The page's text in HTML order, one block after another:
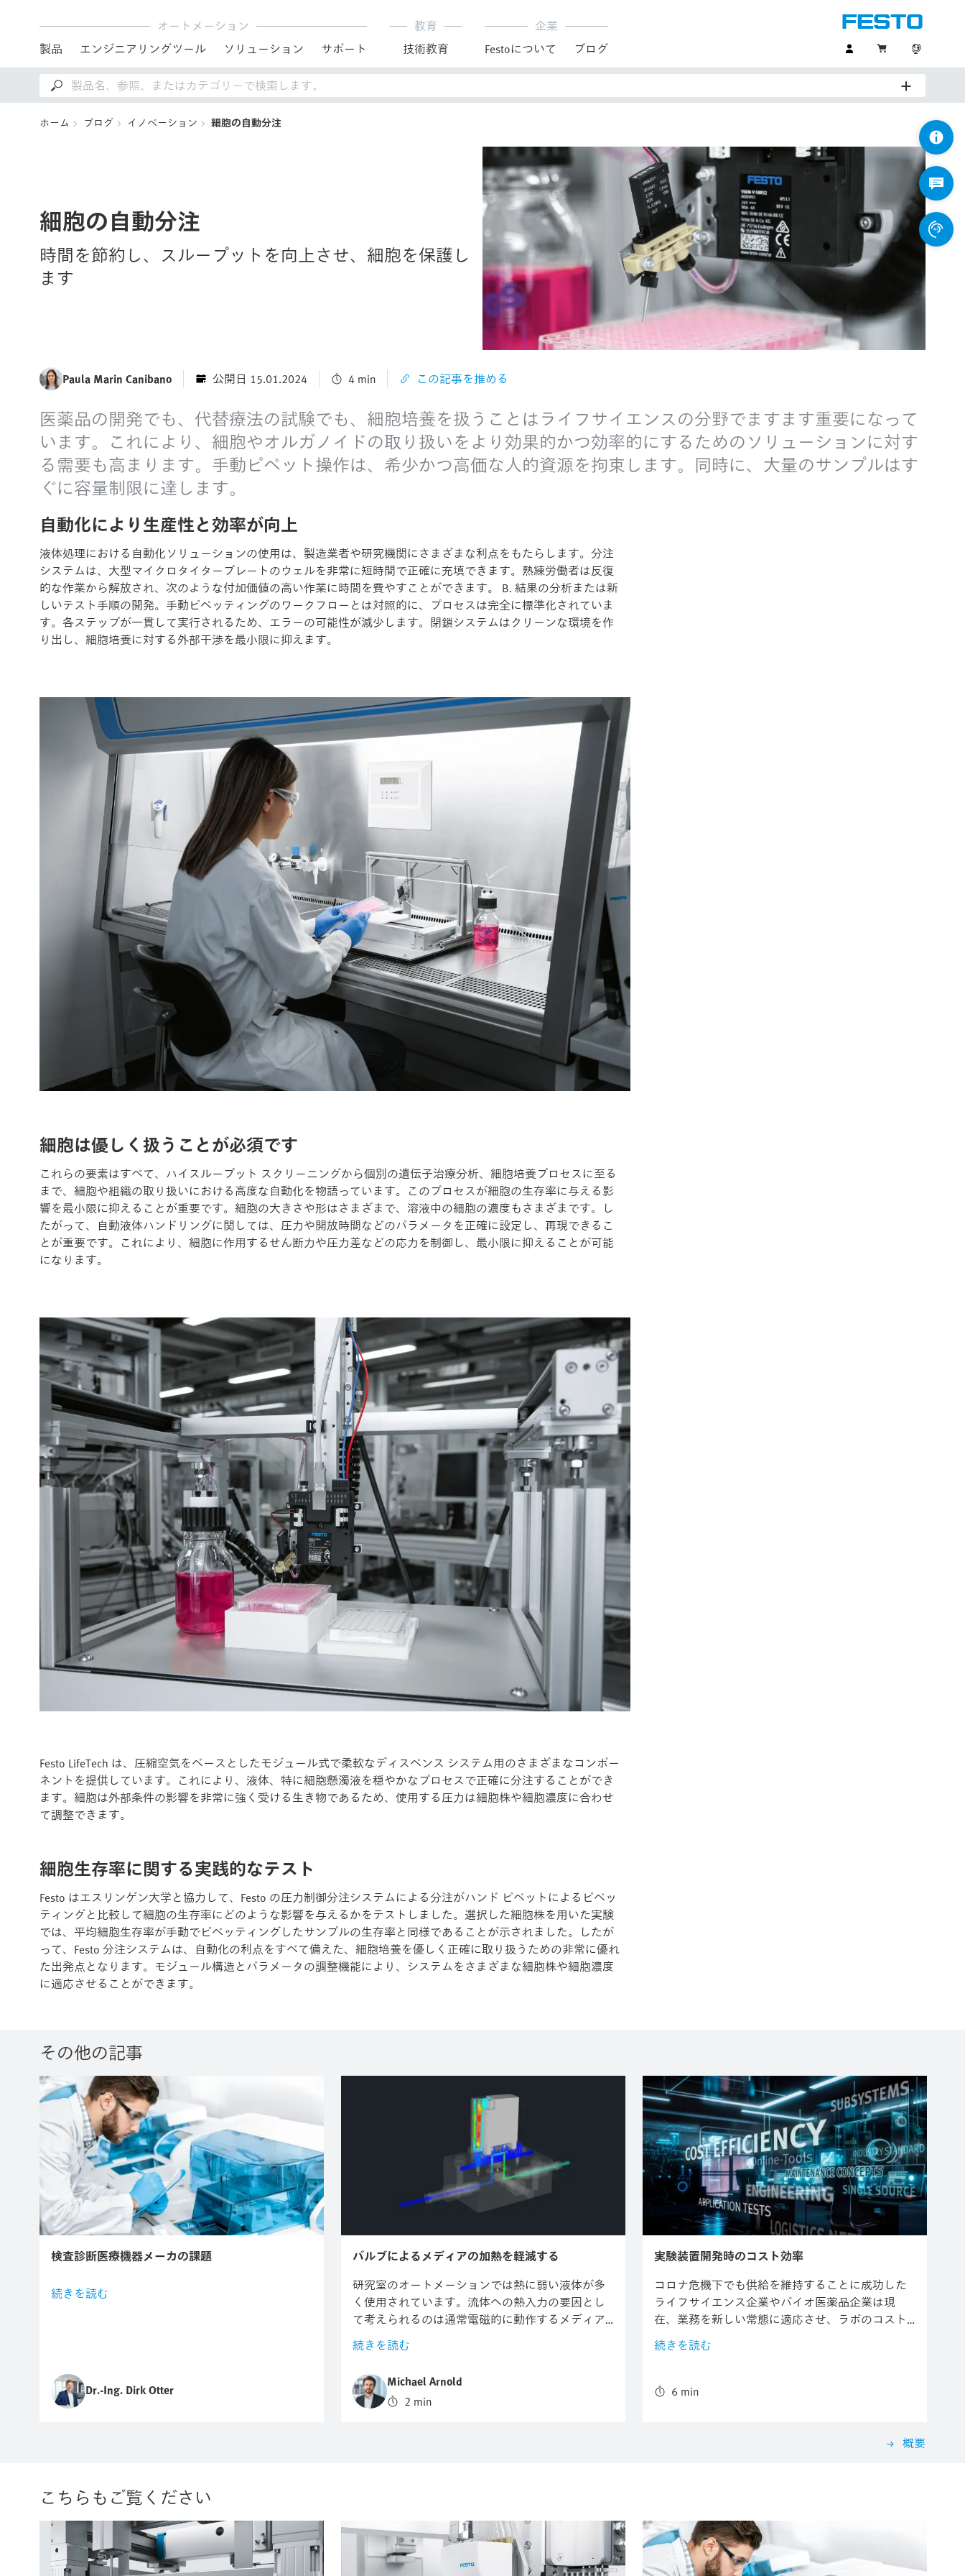
オートメーション
製品
エンジニアリングツール ソリューション サポート
教育
技術教育
企業
Festoについて
ブログ
ホーム ブログ イノベーション 細胞の自動分注
細胞の自動分注
時間を節約し、スループットを向上させ、細胞を保護し
ます
Paula Marin Canibano 公開日 15.01.2024 4 min この記事を推める
医薬品の開発でも、代替療法の試験でも、細胞培養を扱うことはライフサイエンスの分野でますます重要になって
います。これにより、細胞やオルガノイドの取り扱いをより効果的かつ効率的にするためのソリューションに対す
る需要も高まります。手動ピペット操作は、希少かつ高価な人的資源を拘束します。同時に、大量のサンプルはす
ぐに容量制限に達します。
自動化により生産性と効率が向上
液体処理における自動化ソリューションの使用は、製造業者や研究機関にさまざまな利点をもたらします。分注
システムは、大型マイクロタイタープレートのウェルを非常に短時間で正確に充填できます。熟練労働者は反復
的な作業から解放され、次のような付加価値の高い作業に時間を費やすことができます。 B. 結果の分析または新
しいテスト手順の開発。手動ピペッティングのワークフローとは対照的に、プロセスは完全に標準化されていま
す。各ステップが一貫して実行されるため、エラーの可能性が減少します。閉鎖システムはクリーンな環境を作
り出し、細胞培養に対する外部干渉を最小限に抑えます。
細胞は優しく扱うことが必須です
これらの要素はすべて、ハイスループット スクリーニングから個別の遺伝子治療分析、細胞培養プロセスに至る
まで、細胞や組織の取り扱いにおける高度な自動化を物語っています。このプロセスが細胞の生存率に与える影
響を最小限に抑えることが重要です。細胞の大きさや形はさまざまで、溶液中の細胞の濃度もさまざまです。し
たがって、自動液体ハンドリングに関しては、圧力や開放時間などのパラメータを正確に設定し、再現できるこ
とが重要です。これにより、細胞に作用するせん断力や圧力差などの応力を制御し、最小限に抑えることが可能
になります。
Festo LifeTech は、圧縮空気をベースとしたモジュール式で柔軟なディスペンス システム用のさまざまなコンポー
ネントを提供しています。これにより、液体、特に細胞懸濁液を穏やかなプロセスで正確に分注することができ
ます。細胞は外部条件の影響を非常に強く受ける生き物であるため、使用する圧力は細胞株や細胞濃度に合わせ
て調整できます。
細胞生存率に関する実践的なテスト
Festo はエスリンゲン大学と協力して、Festo の圧力制御分注システムによる分注がハンド ピペットによるピペッ
ティングと比較して細胞の生存率にどのような影響を与えるかをテストしました。選択した細胞株を用いた実験
では、平均細胞生存率が手動でピペッティングしたサンプルの生存率と同様であることが示されました。したが
って、Festo 分注システムは、自動化の利点をすべて備えた、細胞培養を優しく正確に取り扱うための非常に優れ
た出発点となります。モジュール構造とパラメータの調整機能により、システムをさまざまな細胞株や細胞濃度
に適応させることができます。
その他の記事
検査診断医療機器メーカの課題
続きを読む
Dr.-Ing. Dirk Otter
バルブによるメディアの加熱を軽減する
研究室のオートメーションでは熱に弱い液体が多
く使用されています。流体への熱入力の要因とし
て考えられるのは通常電磁的に動作するメディア
分離型ソレノイドバルブです。FestoのVYKxバルブ
ファミリはメディアの加熱を最小限に抑えます。
続きを読む
Michael Arnold
2 min
実験装置開発時のコスト効率
コロナ危機下でも供給を維持することに成功した
ライフサイエンス企業やバイオ医薬品企業は現
在、業務を新しい常態に適応させ、ラボのコスト
効率を持続的に改善することに注力しています。
したがって、ラボコンポーネントのメーカーはよ
もたらす新しいラボ自動化装置をどのように開
続きを読む
6 min
概要
こちらもご覧ください